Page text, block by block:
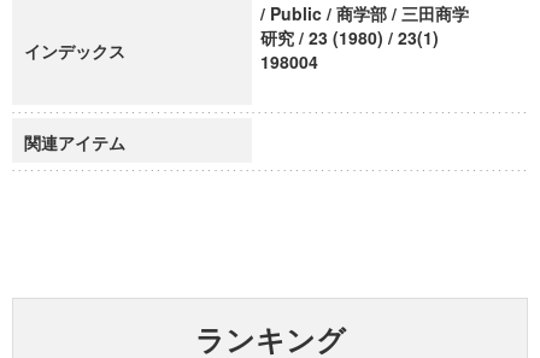
インデックス
/ Public / 商学部 / 三田商学
研究 / 23 (1980) / 23(1)
198004
関連アイテム
ランキング